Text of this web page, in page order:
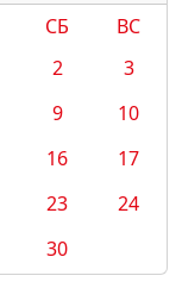
СБ
ВС
2
3
9
10
16
17
23
24
30